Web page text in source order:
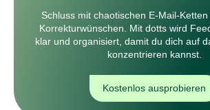
Schluss mit chaotischen E-Mail-
Korrekturwünschen. Mit dotts wird
klar und organisiert, damit du dich auf
konzentrieren kannst.
Kostenlos ausprobieren